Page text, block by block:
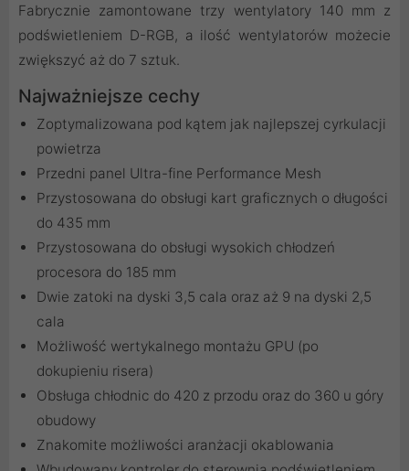
Fabrycznie zamontowane trzy wentylatory 140 mm z
podświetleniem D-RGB, a ilość wentylatorów możecie
zwiększyć aż do 7 sztuk.
Najważniejsze cechy
Zoptymalizowana pod kątem jak najlepszej cyrkulacji
powietrza
Przedni panel Ultra-fine Performance Mesh
Przystosowana do obsługi kart graficznych o długości
do 435 mm
Przystosowana do obsługi wysokich chłodzeń
procesora do 185 mm
Dwie zatoki na dyski 3,5 cala oraz aż 9 na dyski 2,5
cala
Możliwość wertykalnego montażu GPU (po
dokupieniu risera)
Obsługa chłodnic do 420 z przodu oraz do 360 u góry
obudowy
Znakomite możliwości aranżacji okablowania